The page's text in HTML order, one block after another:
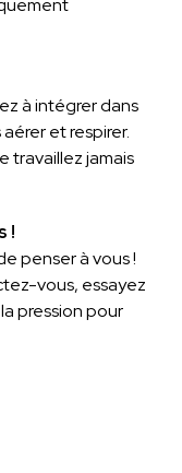
à intégrer dans
et respirer.
travaillez jamais
!
penser à vous !
vous, essayez
pression pour